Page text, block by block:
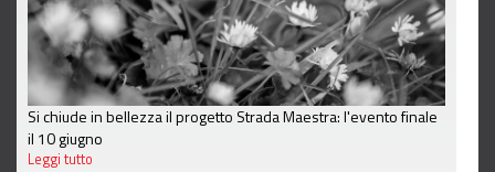
Si chiude in bellezza il progetto Strada Maestra: l'evento finale
il 10 giugno
Leggi tutto